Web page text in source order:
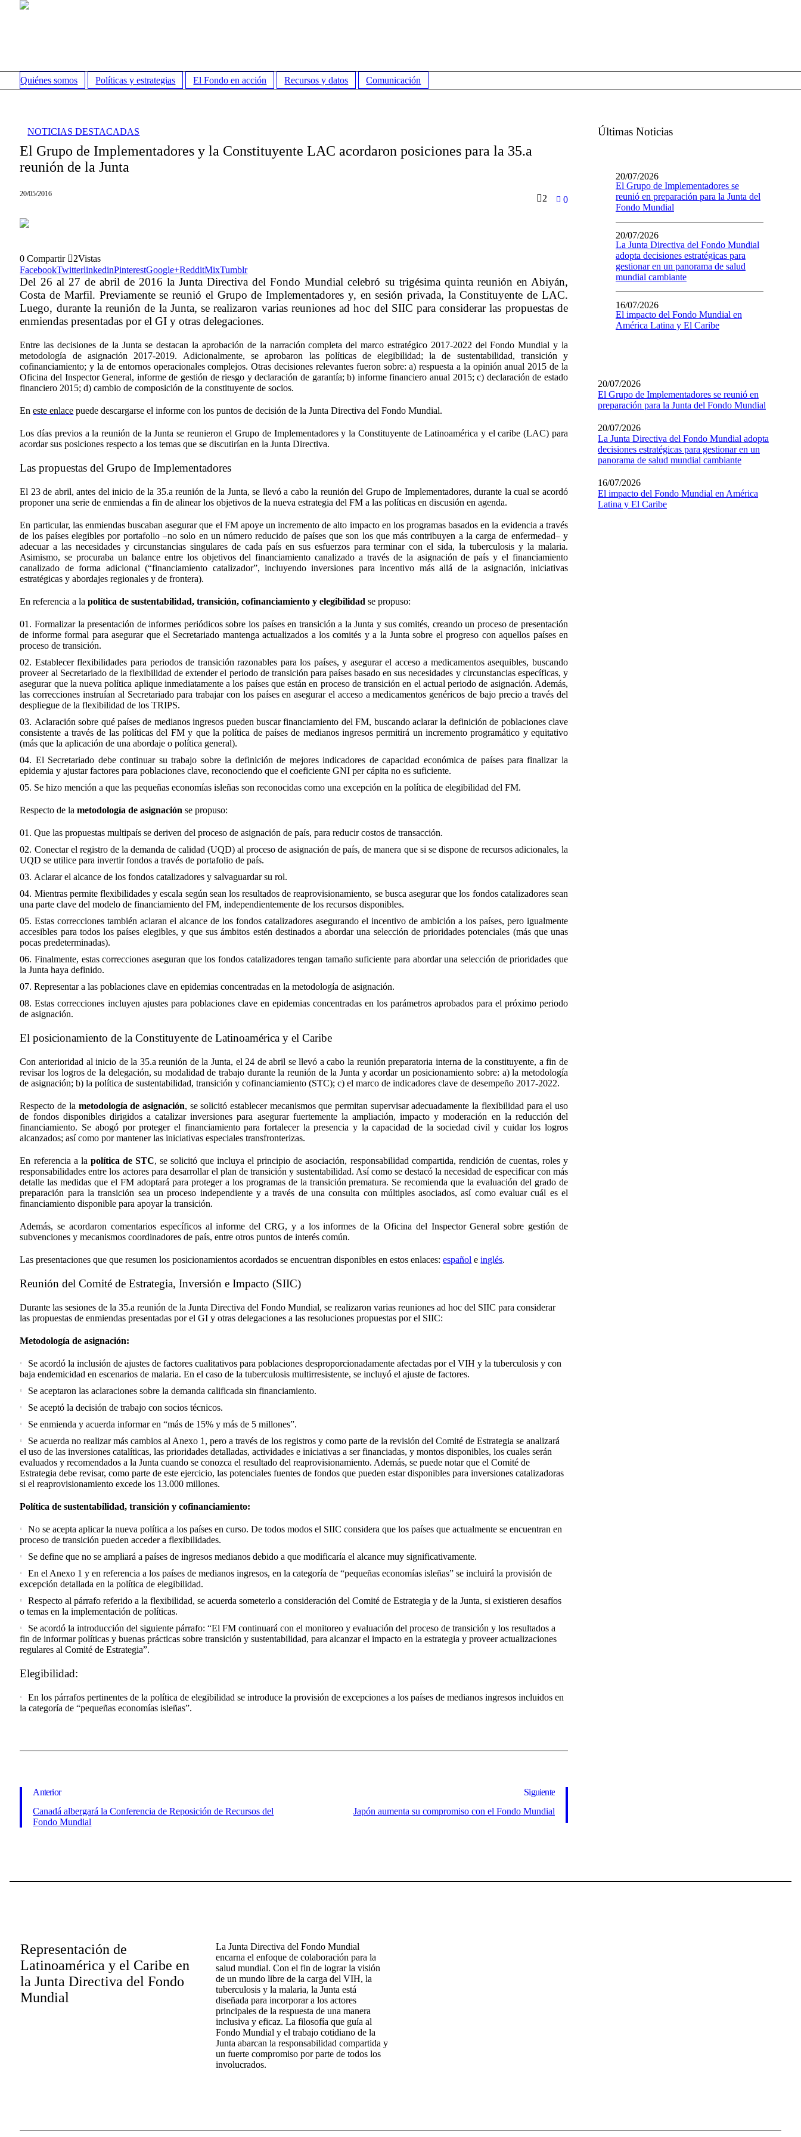
Quiénes somos Políticas y estrategias El Fondo en acción Recursos y datos Comunicación
NOTICIAS DESTACADAS
El Grupo de Implementadores y la Constituyente LAC acordaron posiciones para la 35.a
reunión de la Junta
2 0
20/05/2016
0Compartir 2Vistas
FacebookTwitterlinkedinPinterestGoogle+RedditMixTumblr
Del 26 al 27 de abril de 2016 la Junta Directiva del Fondo Mundial celebró su trigésima quinta reunión en Abiyán,
Costa de Marfil. Previamente se reunió el Grupo de Implementadores y, en sesión privada, la Constituyente de LAC.
Luego, durante la reunión de la Junta, se realizaron varias reuniones ad hoc del SIIC para considerar las propuestas de
enmiendas presentadas por el GI y otras delegaciones.
Entre las decisiones de la Junta se destacan la aprobación de la narración completa del marco estratégico 2017-2022 del Fondo Mundial y la
metodología de asignación 2017-2019. Adicionalmente, se aprobaron las políticas de elegibilidad; la de sustentabilidad, transición y
cofinanciamiento; y la de entornos operacionales complejos. Otras decisiones relevantes fueron sobre: a) respuesta a la opinión anual 2015 de la
Oficina del Inspector General, informe de gestión de riesgo y declaración de garantía; b) informe financiero anual 2015; c) declaración de estado
financiero 2015; d) cambio de composición de la constituyente de socios.
Eneste enlace puede descargarse el informe con los puntos de decisión de la Junta Directiva del Fondo Mundial.
Los días previos a la reunión de la Junta se reunieron el Grupo de Implementadores y la Constituyente de Latinoamérica y el caribe (LAC) para
acordar sus posiciones respecto a los temas que se discutirían en la Junta Directiva.
Las propuestas del Grupo de Implementadores
El 23 de abril, antes del inicio de la 35.a reunión de la Junta, se llevó a cabo la reunión del Grupo de Implementadores, durante la cual se acordó
proponer una serie de enmiendas a fin de alinear los objetivos de la nueva estrategia del FM a las políticas en discusión en agenda.
En particular, las enmiendas buscaban asegurar que el FM apoye un incremento de alto impacto en los programas basados en la evidencia a través
de los países elegibles por portafolio –no solo en un número reducido de países que son los que más contribuyen a la carga de enfermedad– y
adecuar a las necesidades y circunstancias singulares de cada país en sus esfuerzos para terminar con el sida, la tuberculosis y la malaria.
Asimismo, se procuraba un balance entre los objetivos del financiamiento canalizado a través de la asignación de país y el financiamiento
canalizado de forma adicional (“financiamiento catalizador”, incluyendo inversiones para incentivo más allá de la asignación, iniciativas
estratégicas y abordajes regionales y de frontera).
En referencia a lapolítica de sustentabilidad, transición, cofinanciamiento y elegibilidad se propuso:
Formalizar la presentación de informes periódicos sobre los países en transición a la Junta y sus comités, creando un proceso de presentación
de informe formal para asegurar que el Secretariado mantenga actualizados a los comités y a la Junta sobre el progreso con aquellos países en
proceso de transición.
Establecer flexibilidades para periodos de transición razonables para los países, y asegurar el acceso a medicamentos asequibles, buscando
proveer al Secretariado de la flexibilidad de extender el periodo de transición para países basado en sus necesidades y circunstancias específicas, y
asegurar que la nueva política aplique inmediatamente a los países que están en proceso de transición en el actual periodo de asignación. Además,
las correcciones instruían al Secretariado para trabajar con los países en asegurar el acceso a medicamentos genéricos de bajo precio a través del
despliegue de la flexibilidad de los TRIPS.
Aclaración sobre qué países de medianos ingresos pueden buscar financiamiento del FM, buscando aclarar la definición de poblaciones clave
consistente a través de las políticas del FM y que la política de países de medianos ingresos permitirá un incremento programático y equitativo
(más que la aplicación de una abordaje o política general).
El Secretariado debe continuar su trabajo sobre la definición de mejores indicadores de capacidad económica de países para finalizar la
epidemia y ajustar factores para poblaciones clave, reconociendo que el coeficiente GNI per cápita no es suficiente.
Se hizo mención a que las pequeñas economías isleñas son reconocidas como una excepción en la política de elegibilidad del FM.
Respecto de lametodología de asignación se propuso:
Que las propuestas multipaís se deriven del proceso de asignación de país, para reducir costos de transacción.
Conectar el registro de la demanda de calidad (UQD) al proceso de asignación de país, de manera que si se dispone de recursos adicionales, la
UQD se utilice para invertir fondos a través de portafolio de país.
Aclarar el alcance de los fondos catalizadores y salvaguardar su rol.
Mientras permite flexibilidades y escala según sean los resultados de reaprovisionamiento, se busca asegurar que los fondos catalizadores sean
una parte clave del modelo de financiamiento del FM, independientemente de los recursos disponibles.
Estas correcciones también aclaran el alcance de los fondos catalizadores asegurando el incentivo de ambición a los países, pero igualmente
accesibles para todos los países elegibles, y que sus ámbitos estén destinados a abordar una selección de prioridades potenciales (más que unas
pocas predeterminadas).
Finalmente, estas correcciones aseguran que los fondos catalizadores tengan tamaño suficiente para abordar una selección de prioridades que
la Junta haya definido.
Representar a las poblaciones clave en epidemias concentradas en la metodología de asignación.
Estas correcciones incluyen ajustes para poblaciones clave en epidemias concentradas en los parámetros aprobados para el próximo periodo
de asignación.
El posicionamiento de la Constituyente de Latinoamérica y el Caribe
Con anterioridad al inicio de la 35.a reunión de la Junta, el 24 de abril se llevó a cabo la reunión preparatoria interna de la constituyente, a fin de
revisar los logros de la delegación, su modalidad de trabajo durante la reunión de la Junta y acordar un posicionamiento sobre: a) la metodología
de asignación; b) la política de sustentabilidad, transición y cofinanciamiento (STC); c) el marco de indicadores clave de desempeño 2017-2022.
Respecto de la metodología de asignación, se solicitó establecer mecanismos que permitan supervisar adecuadamente la flexibilidad para el uso
de fondos disponibles dirigidos a catalizar inversiones para asegurar fuertemente la ampliación, impacto y moderación en la reducción del
financiamiento. Se abogó por proteger el financiamiento para fortalecer la presencia y la capacidad de la sociedad civil y cuidar los logros
alcanzados; así como por mantener las iniciativas especiales transfronterizas.
En referencia a la política de STC, se solicitó que incluya el principio de asociación, responsabilidad compartida, rendición de cuentas, roles y
responsabilidades entre los actores para desarrollar el plan de transición y sustentabilidad. Así como se destacó la necesidad de especificar con más
detalle las medidas que el FM adoptará para proteger a los programas de la transición prematura. Se recomienda que la evaluación del grado de
preparación para la transición sea un proceso independiente y a través de una consulta con múltiples asociados, así como evaluar cuál es el
financiamiento disponible para apoyar la transición.
Además, se acordaron comentarios específicos al informe del CRG, y a los informes de la Oficina del Inspector General sobre gestión de
subvenciones y mecanismos coordinadores de país, entre otros puntos de interés común.
Las presentaciones que que resumen los posicionamientos acordados se encuentran disponibles en estos enlaces:español einglés.
Reunión del Comité de Estrategia, Inversión e Impacto (SIIC)
Durante las sesiones de la 35.a reunión de la Junta Directiva del Fondo Mundial, se realizaron varias reuniones ad hoc del SIIC para considerar
las propuestas de enmiendas presentadas por el GI y otras delegaciones a las resoluciones propuestas por el SIIC:
Metodología de asignación:
Se acordó la inclusión de ajustes de factores cualitativos para poblaciones desproporcionadamente afectadas por el VIH y la tuberculosis y con
baja endemicidad en escenarios de malaria. En el caso de la tuberculosis multirresistente, se incluyó el ajuste de factores.
Se aceptaron las aclaraciones sobre la demanda calificada sin financiamiento.
Se aceptó la decisión de trabajo con socios técnicos.
Se enmienda y acuerda informar en “más de 15% y más de 5 millones”.
Se acuerda no realizar más cambios al Anexo 1, pero a través de los registros y como parte de la revisión del Comité de Estrategia se analizará
el uso de las inversiones catalíticas, las prioridades detalladas, actividades e iniciativas a ser financiadas, y montos disponibles, los cuales serán
evaluados y recomendados a la Junta cuando se conozca el resultado del reaprovisionamiento. Además, se puede notar que el Comité de
Estrategia debe revisar, como parte de este ejercicio, las potenciales fuentes de fondos que pueden estar disponibles para inversiones catalizadoras
si el reaprovisionamiento excede los 13.000 millones.
Política de sustentabilidad, transición y cofinanciamiento:
No se acepta aplicar la nueva política a los países en curso. De todos modos el SIIC considera que los países que actualmente se encuentran en
proceso de transición pueden acceder a flexibilidades.
Se define que no se ampliará a países de ingresos medianos debido a que modificaría el alcance muy significativamente.
En el Anexo 1 y en referencia a los países de medianos ingresos, en la categoría de “pequeñas economías isleñas” se incluirá la provisión de
excepción detallada en la política de elegibilidad.
Respecto al párrafo referido a la flexibilidad, se acuerda someterlo a consideración del Comité de Estrategia y de la Junta, si existieren desafíos
o temas en la implementación de políticas.
Se acordó la introducción del siguiente párrafo: “El FM continuará con el monitoreo y evaluación del proceso de transición y los resultados a
fin de informar políticas y buenas prácticas sobre transición y sustentabilidad, para alcanzar el impacto en la estrategia y proveer actualizaciones
regulares al Comité de Estrategia”.
Elegibilidad:
En los párrafos pertinentes de la política de elegibilidad se introduce la provisión de excepciones a los países de medianos ingresos incluidos en
la categoría de “pequeñas economías isleñas”.
Anterior
Canadá albergará la Conferencia de Reposición de Recursos del
Fondo Mundial
Siguiente
Japón aumenta su compromiso con el Fondo Mundial
Últimas Noticias
El Grupo de Implementadores se
reunió en preparación para la Junta del
Fondo Mundial
20/07/2026
La Junta Directiva del Fondo Mundial
adopta decisiones estratégicas para
gestionar en un panorama de salud
mundial cambiante
20/07/2026
El impacto del Fondo Mundial en
América Latina y El Caribe
16/07/2026
20/07/2026
El Grupo de Implementadores se reunió en
preparación para la Junta del Fondo Mundial
20/07/2026
La Junta Directiva del Fondo Mundial adopta
decisiones estratégicas para gestionar en un
panorama de salud mundial cambiante
16/07/2026
El impacto del Fondo Mundial en América
Latina y El Caribe
Representación de
Latinoamérica y el Caribe en
la Junta Directiva del Fondo
Mundial
La Junta Directiva del Fondo Mundial
encarna el enfoque de colaboración para la
salud mundial. Con el fin de lograr la visión
de un mundo libre de la carga del VIH, la
tuberculosis y la malaria, la Junta está
diseñada para incorporar a los actores
principales de la respuesta de una manera
inclusiva y eficaz. La filosofía que guía al
Fondo Mundial y el trabajo cotidiano de la
Junta abarcan la responsabilidad compartida y
un fuerte compromiso por parte de todos los
involucrados.